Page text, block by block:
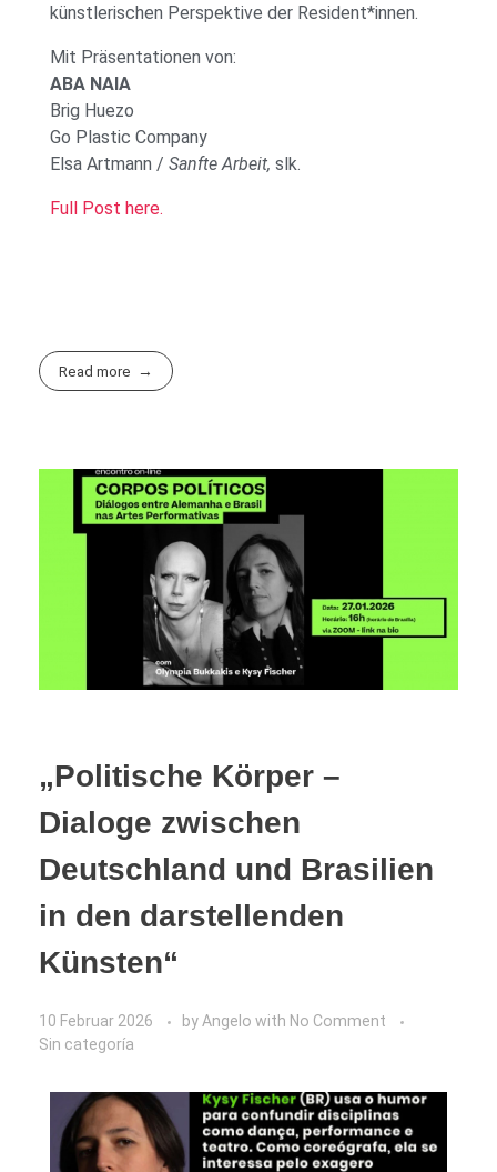
künstlerischen Perspektive der Resident*innen.
Mit Präsentationen von:
ABA NAIA
Brig Huezo
Go Plastic Company
Elsa Artmann / Sanfte Arbeit, slk.
Full Post here.
Read more
„Politische Körper –
Dialoge zwischen
Deutschland und Brasilien
in den darstellenden
Künsten“
10 Februar 2026 byAngelo with No Comment
Sin categoría